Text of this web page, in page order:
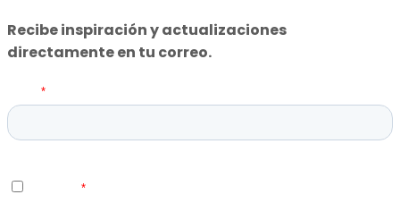
Recibe inspiración y actualizaciones
directamente en tu correo.